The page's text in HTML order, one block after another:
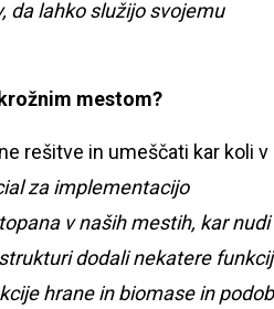
da lahko služijo svojemu
mestom?
rešitve in umeščati kar koli v
za implementacijo
v naših mestih, kar nudi
dodali nekatere
hrane in biomase in